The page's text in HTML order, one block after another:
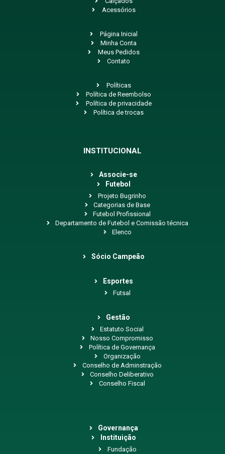
Acessórios
Página Inicial
Minha Conta
Meus Pedidos
Contato
Políticas
Política de Reembolso
Política de privacidade
Política de trocas
INSTITUCIONAL
Associe-se
Futebol
Projeto Bugrinho
Categorias de Base
Futebol Profissional
Departamento de Futebol e Comissão técnica
Elenco
Sócio Campeão
Esportes
Futsal
Gestão
Estatuto Social
Nosso Compromisso
Política de Governança
Organização
Conselho de Adminstração
Conselho Deliberativo
Conselho Fiscal
Governança
Instituição
Fundação